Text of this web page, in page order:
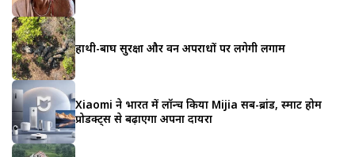
हाथी-बाघ सुरक्षा और वन अपराधों पर लगेगी लगाम
Xiaomi ने भारत में लॉन्च किया Mijia सब-ब्रांड, स्मार्ट होम
प्रोडक्ट्स से बढ़ाएगा अपना दायरा